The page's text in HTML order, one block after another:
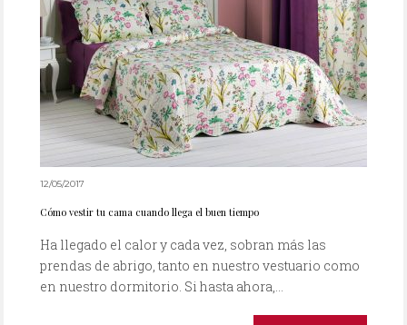
12/05/2017
Cómo vestir tu cama cuando llega el buen tiempo
Ha llegado el calor y cada vez, sobran más las
prendas de abrigo, tanto en nuestro vestuario como
en nuestro dormitorio. Si hasta ahora,...